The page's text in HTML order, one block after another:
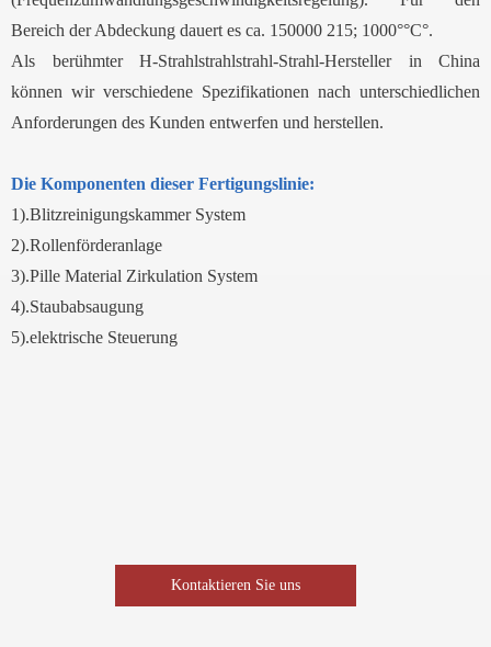
Bereich der Abdeckung dauert es ca. 150000 215; 1000°°C°.
Als berühmter H-Strahlstrahlstrahl-Strahl-Hersteller in China
können wir verschiedene Spezifikationen nach unterschiedlichen
Anforderungen des Kunden entwerfen und herstellen.
Die Komponenten dieser Fertigungslinie:
1).Blitzreinigungskammer System
2).Rollenförderanlage
3).Pille Material Zirkulation System
4).Staubabsaugung
5).elektrische Steuerung
Kontaktieren Sie uns